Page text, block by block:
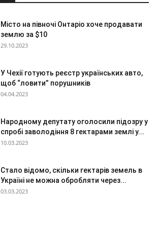
Місто на півночі Онтаріо хоче продавати
землю за $10
29.10.2023
У Чехії готують реєстр українських авто,
щоб “ловити” порушників
04.04.2023
Народному депутату оголосили підозру у
спробі заволодіння 8 гектарами землі у...
10.03.2023
Стало відомо, скільки гектарів земель в
Україні не можна обробляти через...
03.03.2023